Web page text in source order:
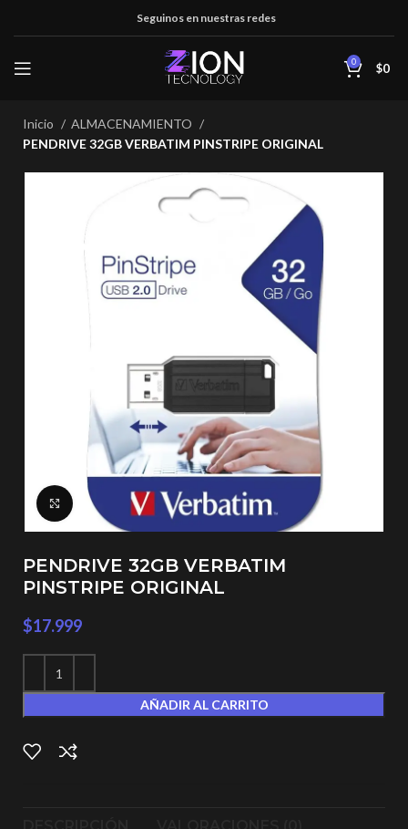
Seguinos en nuestras redes
0 $0
Inicio
ALMACENAMIENTO
PENDRIVE 32GB VERBATIM PINSTRIPE ORIGINAL
Click to enlarge
PENDRIVE 32GB VERBATIM
PINSTRIPE ORIGINAL
$17.999
AÑADIR AL CARRITO